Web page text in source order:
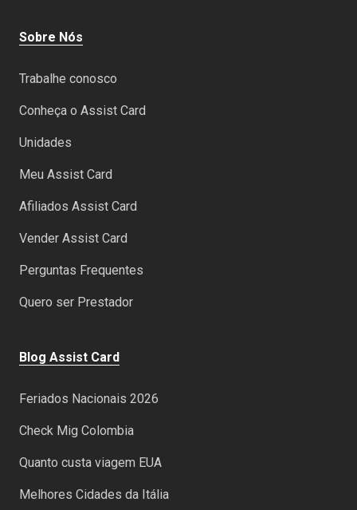
Sobre Nós
Trabalhe conosco
Conheça o Assist Card
Unidades
Meu Assist Card
Afiliados Assist Card
Vender Assist Card
Perguntas Frequentes
Quero ser Prestador
Blog Assist Card
Feriados Nacionais 2026
Check Mig Colombia
Quanto custa viagem EUA
Melhores Cidades da Itália